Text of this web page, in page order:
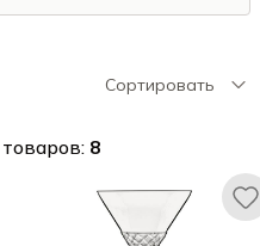
Сортировать
8